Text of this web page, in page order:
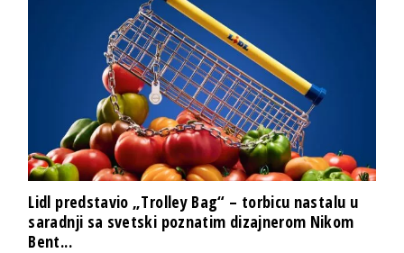
Lidl predstavio „Trolley Bag“ – torbicu nastalu u
saradnji sa svetski poznatim dizajnerom Nikom
Bent...